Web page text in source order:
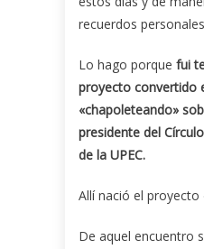
recuerdos
Lo hago porque fui
proyecto convertido
«chapoleteando»
presidente del
de la UPEC.
Allí nació el
De aquel encuentro